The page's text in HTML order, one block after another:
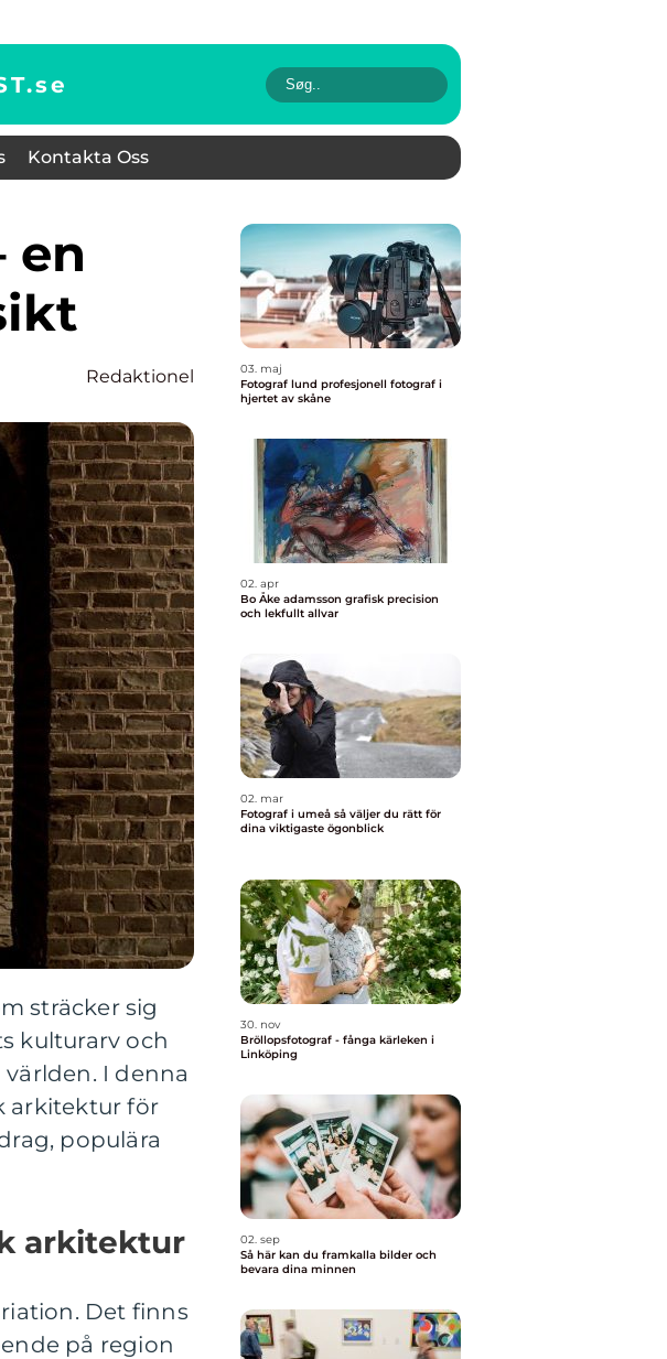
se
Kontakta Oss
Redaktionel
sträcker sig
kulturarv och
I denna
arkitektur för
populära
arkitektur
Det finns
på region
03. maj
Fotograf lund profesjonell fotograf i
hjertet av skåne
02. apr
Bo Åke adamsson grafisk precision
och lekfullt allvar
02. mar
Fotograf i umeå så väljer du rätt för
dina viktigaste ögonblick
30. nov
Bröllopsfotograf - fånga kärleken i
Linköping
02. sep
Så här kan du framkalla bilder och
bevara dina minnen